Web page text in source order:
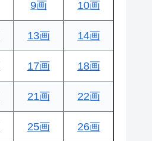
9画 10画
13画 14画
17画 18画
21画 22画
25画 26画